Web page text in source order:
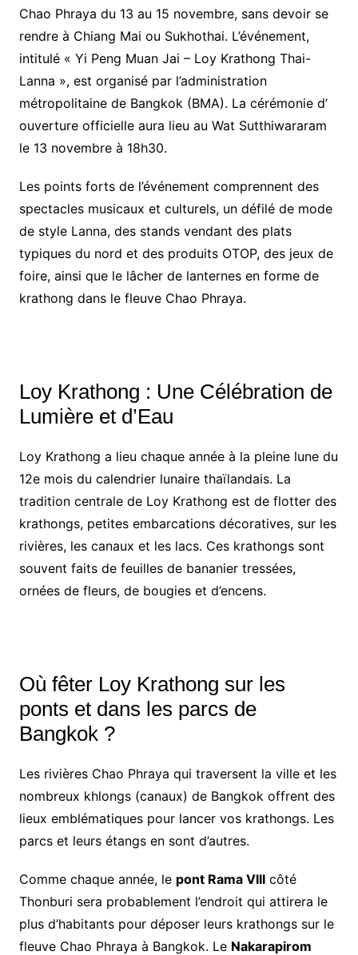
Chao Phraya du 13 au 15 novembre, sans devoir se
rendre à Chiang Mai ou Sukhothai. L’événement,
intitulé « Yi Peng Muan Jai – Loy Krathong Thai-
Lanna », est organisé par l’administration
métropolitaine de Bangkok (BMA). La cérémonie d’
ouverture officielle aura lieu au Wat Sutthiwararam
le 13 novembre à 18h30.
Les points forts de l’événement comprennent des
spectacles musicaux et culturels, un défilé de mode
de style Lanna, des stands vendant des plats
typiques du nord et des produits OTOP, des jeux de
foire, ainsi que le lâcher de lanternes en forme de
krathong dans le fleuve Chao Phraya.
Loy Krathong : Une Célébration de
Lumière et d’Eau
Loy Krathong a lieu chaque année à la pleine lune du
12e mois du calendrier lunaire thaïlandais. La
tradition centrale de Loy Krathong est de flotter des
krathongs, petites embarcations décoratives, sur les
rivières, les canaux et les lacs. Ces krathongs sont
souvent faits de feuilles de bananier tressées,
ornées de fleurs, de bougies et d’encens.
Où fêter Loy Krathong sur les
ponts et dans les parcs de
Bangkok ?
Les rivières Chao Phraya qui traversent la ville et les
nombreux khlongs (canaux) de Bangkok offrent des
lieux emblématiques pour lancer vos krathongs. Les
parcs et leurs étangs en sont d’autres.
Comme chaque année, le pont Rama VIIIcôté
Thonburi sera probablement l’endroit qui attirera le
plus d’habitants pour déposer leurs krathongs sur le
fleuve Chao Phraya à Bangkok. Le Nakarapirom